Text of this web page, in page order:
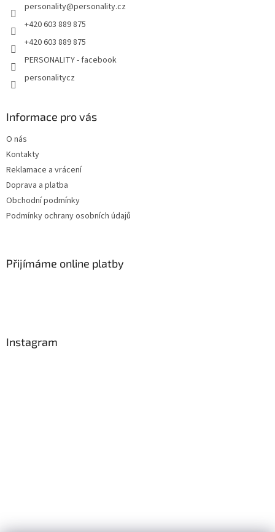
personality@personality.cz
+420 603 889 875
+420 603 889 875
PERSONALITY - facebook
personalitycz
Informace pro vás
O nás
Kontakty
Reklamace a vrácení
Doprava a platba
Obchodní podmínky
Podmínky ochrany osobních údajů
Přijímáme online platby
Instagram